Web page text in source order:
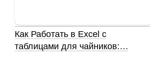
Как Работать в Excel с
таблицами для чайников:…